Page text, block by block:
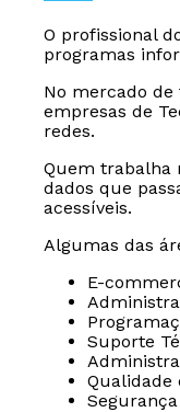
O profissional
programas
No mercado
empresas de
redes.
Quem trabalha
dados que
acessíveis.
Algumas das
E-
Suporte
Qualidade